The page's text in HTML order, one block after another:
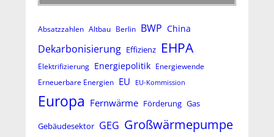
Absatzzahlen Altbau Berlin BWP China
Dekarbonisierung Effizienz EHPA
Elektrifizierung Energiepolitik Energiewende
Erneuerbare Energien EU EU-Kommission
Europa Fernwärme Förderung Gas
Gebäudesektor GEG Großwärmepumpe